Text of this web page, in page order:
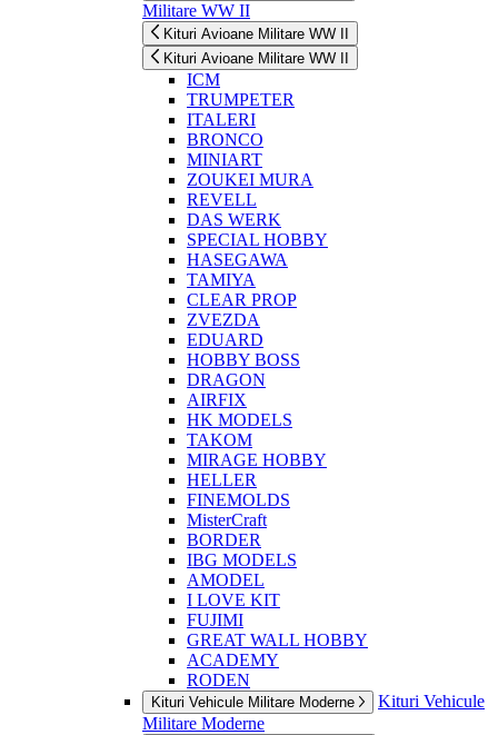
Militare WW II
Kituri Avioane Militare WW II
Kituri Avioane Militare WW II
ICM
TRUMPETER
ITALERI
BRONCO
MINIART
ZOUKEI MURA
REVELL
DAS WERK
SPECIAL HOBBY
HASEGAWA
TAMIYA
CLEAR PROP
ZVEZDA
EDUARD
HOBBY BOSS
DRAGON
AIRFIX
HK MODELS
TAKOM
MIRAGE HOBBY
HELLER
FINEMOLDS
MisterCraft
BORDER
IBG MODELS
AMODEL
I LOVE KIT
FUJIMI
GREAT WALL HOBBY
ACADEMY
RODEN
Kituri Vehicule Militare Moderne
Kituri Vehicule
Militare Moderne